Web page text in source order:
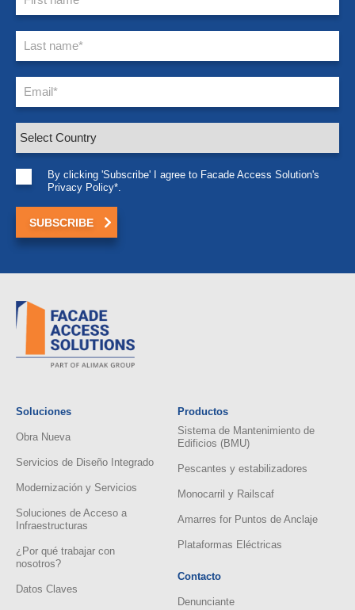
By clicking 'Subscribe' I agree to Facade Access Solution's
Privacy Policy*.
Soluciones
Obra Nueva
Servicios de Diseño Integrado
Modernización y Servicios
Soluciones de Acceso a
Infraestructuras
¿Por qué trabajar con
nosotros?
Datos Claves
Productos
Sistema de Mantenimiento de
Edificios (BMU)
Pescantes y estabilizadores
Monocarril y Railscaf
Amarres for Puntos de Anclaje
Plataformas Eléctricas
Contacto
Denunciante